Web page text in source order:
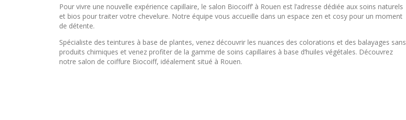
Pour vivre une nouvelle expérience capillaire, le salon Biocoiff’ à Rouen est l’adresse dédiée aux soins naturels
et bios pour traiter votre chevelure. Notre équipe vous accueille dans un espace zen et cosy pour un moment
de détente.
Spécialiste des teintures à base de plantes, venez découvrir les nuances des colorations et des balayages sans
produits chimiques et venez profiter de la gamme de soins capillaires à base d’huiles végétales. Découvrez
notre salon de coiffure Biocoiff, idéalement situé à Rouen.